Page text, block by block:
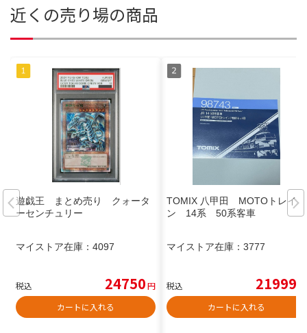
近くの売り場の商品
遊戯王 まとめ売り クォータ
ーセンチュリー
マイストア在庫： 4097
税込 24750円
カートに入れる
TOMIX 八甲田 MOTOトレイ
ン 14系 50系客車
マイストア在庫： 3777
税込 21999
カートに入れる